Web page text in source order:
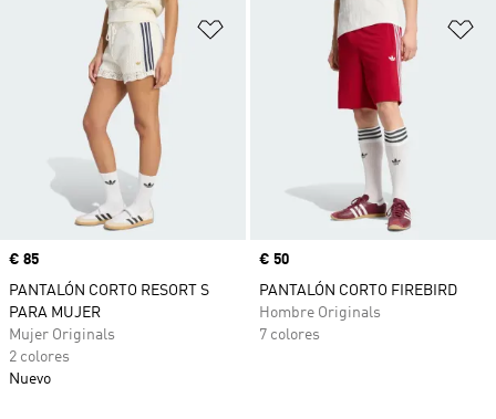
Añadir a la lista de deseos
Precio
€ 85
PANTALÓN CORTO RESORT S
PARA MUJER
Mujer Originals
2 colores
Nuevo
Precio
€ 50
PANTALÓN CORTO FIREBIRD
Hombre Originals
7 colores